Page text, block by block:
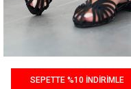
SEPETTE %10 İNDİRİMLE